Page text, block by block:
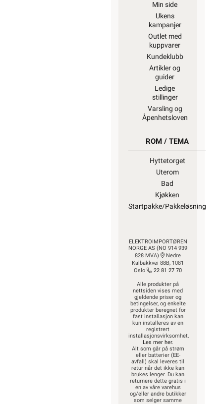
Min side
Ukens
kampanjer
Outlet med
kuppvarer
Kundeklubb
Artikler og
guider
Ledige
stillinger
Varsling og
Åpenhetsloven
ROM / TEMA
Hyttetorget
Uterom
Bad
Kjøkken
Startpakke/Pakkeløsning
ELEKTROIMPORTØREN
NORGE AS (NO 914 939
828 MVA)
Nedre
Kalbakkvei 88B, 1081
Oslo
22 81 27 70
Alle produkter på
nettsiden vises med
gjeldende priser og
betingelser, og enkelte
produkter beregnet for
fast installasjon kan
kun installeres av en
registrert
installasjonsvirksomhet.
Les mer her.
Alt som går på strøm
eller batterier (EE-
avfall) skal leveres til
retur når det ikke kan
brukes lenger. Du kan
returnere dette gratis i
en av våre varehus
og/eller andre butikker
som selger samme